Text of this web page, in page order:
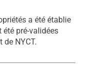
a été établie
pré-validées
de NYCT.